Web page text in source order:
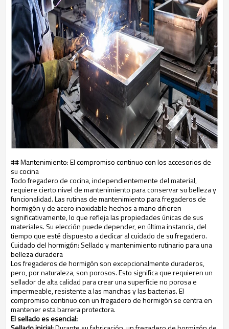
## Mantenimiento: El compromiso continuo con los accesorios de
su cocina
Todo fregadero de cocina, independientemente del material,
requiere cierto nivel de mantenimiento para conservar su belleza y
funcionalidad. Las rutinas de mantenimiento para fregaderos de
hormigón y de acero inoxidable hechos a mano difieren
significativamente, lo que refleja las propiedades únicas de sus
materiales. Su elección puede depender, en última instancia, del
tiempo que esté dispuesto a dedicar al cuidado de su fregadero.
Cuidado del hormigón: Sellado y mantenimiento rutinario para una
belleza duradera
Los fregaderos de hormigón son excepcionalmente duraderos,
pero, por naturaleza, son porosos. Esto significa que requieren un
sellador de alta calidad para crear una superficie no porosa e
impermeable, resistente a las manchas y las bacterias. El
compromiso continuo con un fregadero de hormigón se centra en
mantener esta barrera protectora.
El sellado es esencial: